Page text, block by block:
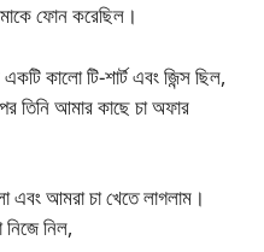
ফোন করেছিল।
কালো টি-শার্ট এবং জিন্স ছিল,
তিনি আমার কাছে চা অফার
এবং আমরা চা খেতে লাগলাম।
নিল,